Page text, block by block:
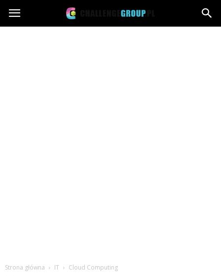
Challengegroup.pl
Strona główna IT Cloud Computing